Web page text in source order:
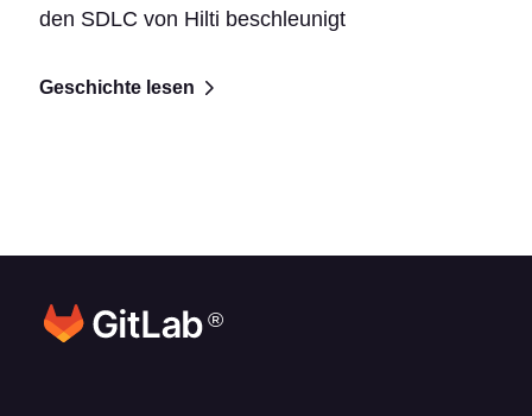
den SDLC von Hilti beschleunigt
Geschichte lesen
®